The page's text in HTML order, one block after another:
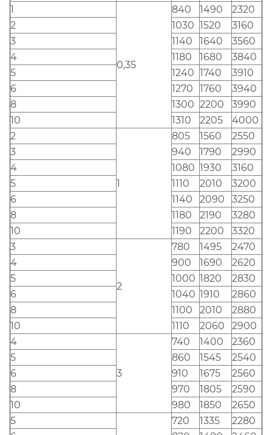
1
0,35
840 1490
2320
2
1030 1520
3160
3
1140 1640
3560
4
1180 1680
3840
5
1240 1740
3910
6
1270 1760
3940
8
1300 2200
3990
10
1310 2205
4000
2
1
805 1560
2550
3
940 1790
2990
4
1080 1930
3160
5
1110 2010
3200
6
1140 2090
3250
8
1180 2190
3280
10
1190 2200
3320
3
2
780 1495
2470
4
900 1690
2620
5
1000 1820
2830
6
1040 1910
2860
8
1100 2010
2880
10
1110 2060
2900
4
3
740 1400
2360
5
860 1545
2540
6
910 1675
2560
8
970 1805
2590
10
980 1850
2650
5
720 1335
2280